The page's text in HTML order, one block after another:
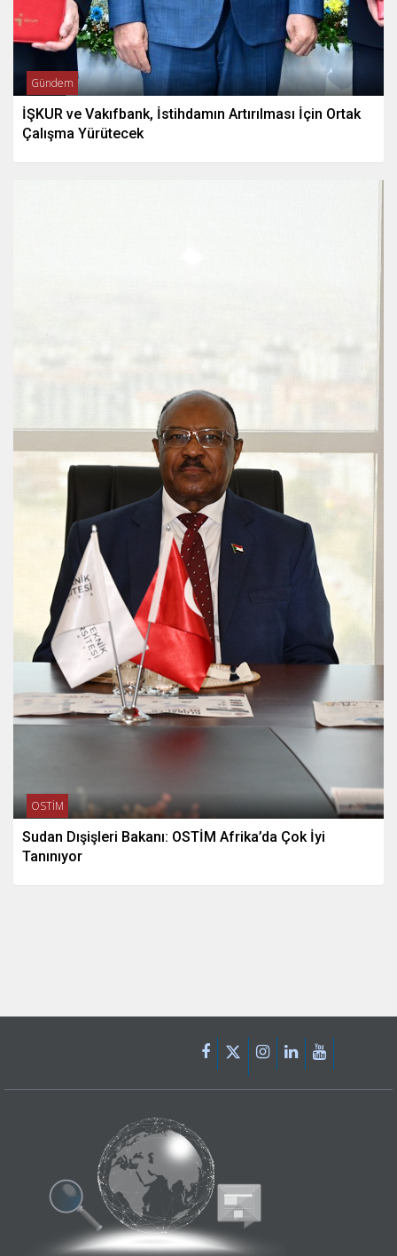
Gündem
İŞKUR ve Vakıfbank, İstihdamın Artırılması İçin Ortak
Çalışma Yürütecek
OSTİM
Sudan Dışişleri Bakanı: OSTİM Afrika’da Çok İyi
Tanınıyor